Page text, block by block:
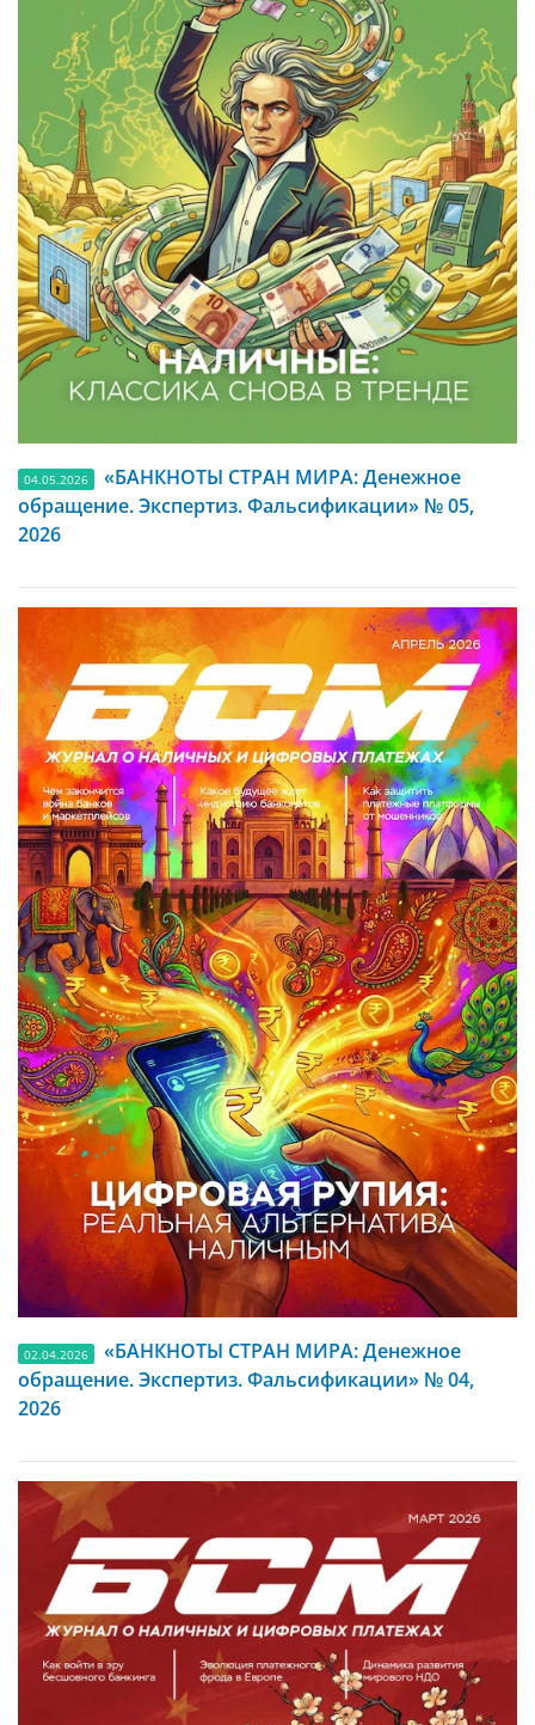
04.05.2026
«БАНКНОТЫ СТРАН МИРА: Денежное
обращение. Экспертиз. Фальсификации» № 05,
2026
02.04.2026
«БАНКНОТЫ СТРАН МИРА: Денежное
обращение. Экспертиз. Фальсификации» № 04,
2026